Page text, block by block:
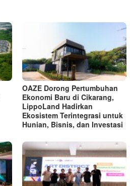
OAZE Dorong Pertumbuhan
Ekonomi Baru di Cikarang,
LippoLand Hadirkan
Ekosistem Terintegrasi untuk
Hunian, Bisnis, dan Investasi